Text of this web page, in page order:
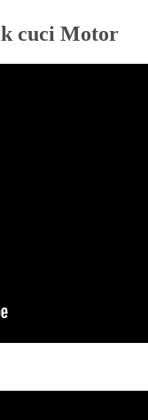
cuci Motor